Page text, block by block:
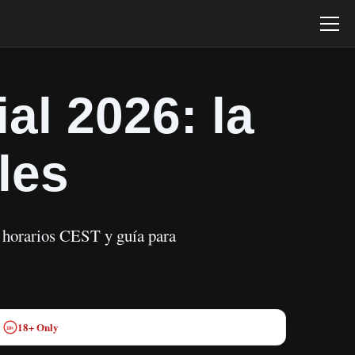
2026: la
CEST y guía para
18+ 18+ Only